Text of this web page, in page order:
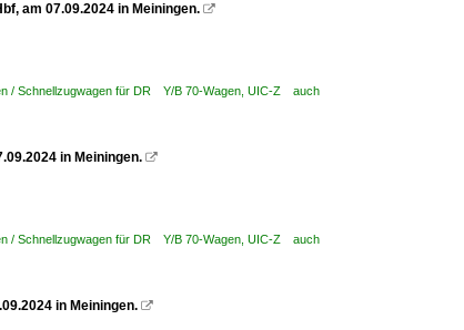
am 07.09.2024 in Meiningen. 
/ Schnellzugwagen für DR Y/B 70-Wagen, UIC-Z auch
in Meiningen. 
/ Schnellzugwagen für DR Y/B 70-Wagen, UIC-Z auch
in Meiningen. 